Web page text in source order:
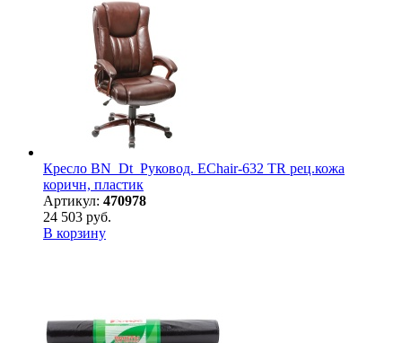
Кресло BN_Dt_Руковод. EChair-632 TR рец.кожа
коричн, пластик
Артикул: 470978
24 503 руб.
В корзину